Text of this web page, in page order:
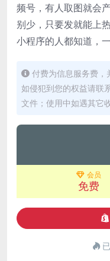
频号，有人取图就会
别少，只要发就能上
小程序的人都知道，
付费为信息服务费，
如侵犯到您的权益请联
文件；使用中如遇其它
会员
免费